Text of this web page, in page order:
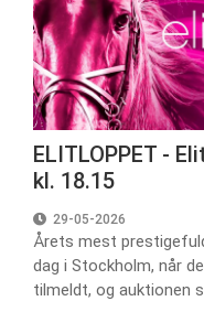
ELITLOPPET -
kl. 18.15
29-05-2026
Årets mest
dag i Stockholm, når
tilmeldt, og auktionen